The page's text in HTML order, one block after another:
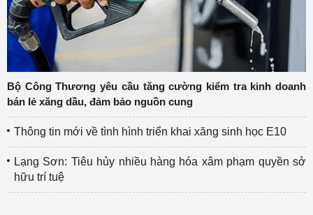
Bộ Công Thương yêu cầu tăng cường kiểm tra kinh doanh
bán lẻ xăng dầu, đảm bảo nguồn cung
Thông tin mới về tình hình triển khai xăng sinh học E10
Lạng Sơn: Tiêu hủy nhiều hàng hóa xâm phạm quyền sở
hữu trí tuệ